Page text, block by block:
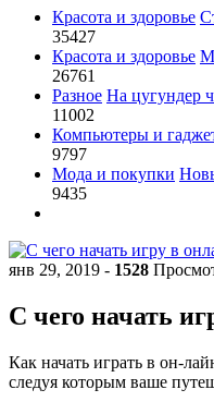
Красота и здоровье
35427
Красота и здоровье
26761
Разное На цугундер
11002
Компьютеры и
9797
Мода и покупки
9435
янв 29, 2019 - 1528
С чего начать
Как начать играть в он-
следуя которым ваше